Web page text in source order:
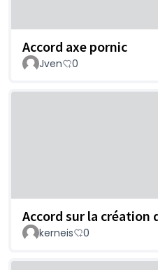
Accord axe pornic
Jven 0
Accord sur la création
kerneis 0